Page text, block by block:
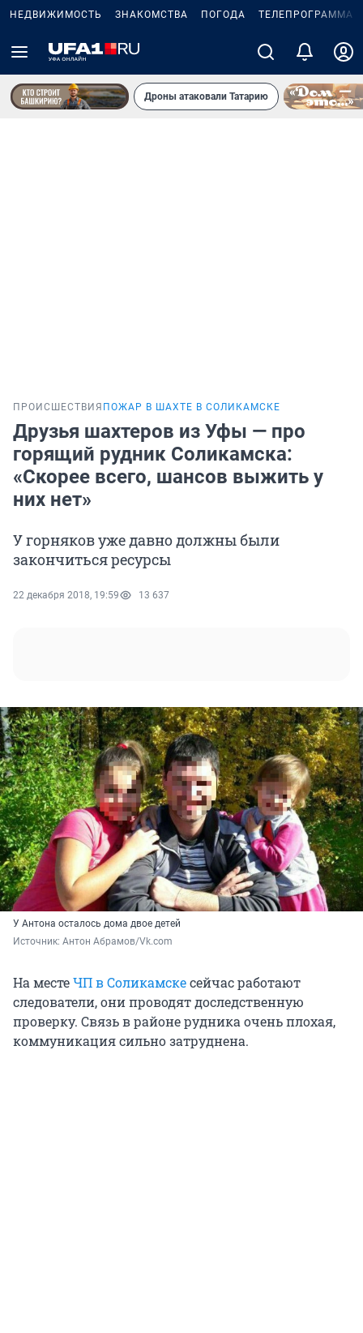
НЕДВИЖИМОСТЬ ЗНАКОМСТВА ПОГОДА ТЕЛЕПРОГРАММА
Дроны атаковали Татарию
ПРОИСШЕСТВИЯ ПОЖАР В ШАХТЕ В СОЛИКАМСКЕ
Друзья шахтеров из Уфы — про
горящий рудник Соликамска:
«Скорее всего, шансов выжить у
них нет»
У горняков уже давно должны были
закончиться ресурсы
22 декабря 2018, 19:59 13 637
У Антона осталось дома двое детей
Источник: Антон Абрамов/Vk.com
На местеЧП в Соликамскесейчас работают
следователи, они проводят доследственную
проверку. Связь в районе рудника очень плохая,
коммуникация сильно затруднена.